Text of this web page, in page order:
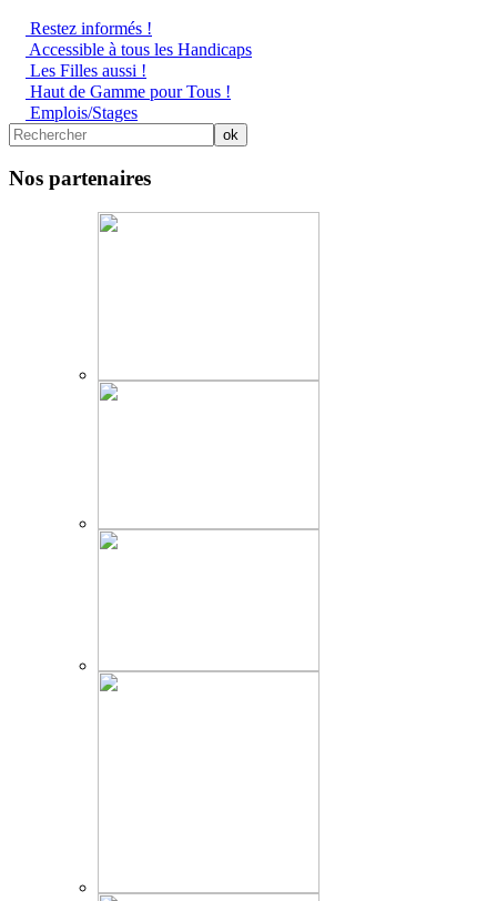
Restez informés !
Accessible à tous les Handicaps
Les Filles aussi !
Haut de Gamme pour Tous !
Emplois/Stages
Nos partenaires